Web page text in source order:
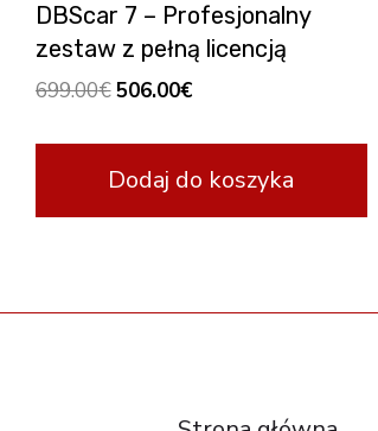
DBScar 7 – Profesjonalny
zestaw z pełną licencją
699.00€Original
699.00€.
506.00€Current
506.00€.
Dodaj do koszyka